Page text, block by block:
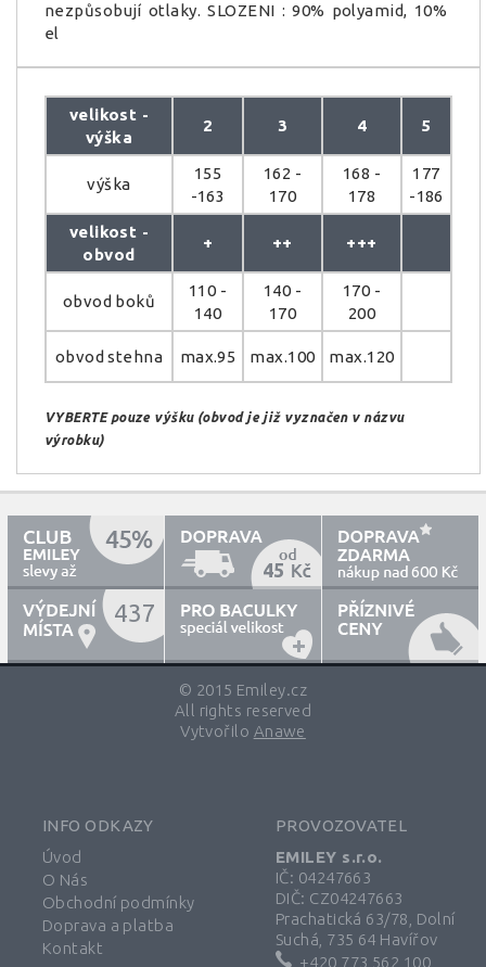
nezpůsobují otlaky. SLOZENI : 90% polyamid, 10%
el
velikost -
výška
2 3 4 5
výška
155
-163
162 -
170
168 -
178
177
-186
velikost -
obvod
+ ++ +++
obvod boků
110 -
140
140 -
170
170 -
200
obvod stehna max.95 max.100 max.120
VYBERTE pouze výšku (obvod je již vyznačen v názvu
výrobku)
45 600
437
© 2015 Emiley.cz
All rights reserved
Vytvořilo Anawe
INFO ODKAZY
Úvod
O Nás
Obchodní podmínky
Doprava a platba
Kontakt
PROVOZOVATEL
EMILEY s.r.o.
IČ: 04247663
DIČ: CZ04247663
Prachatická 63/78, Dolní
Suchá, 735 64 Havířov
+420 773 562 100